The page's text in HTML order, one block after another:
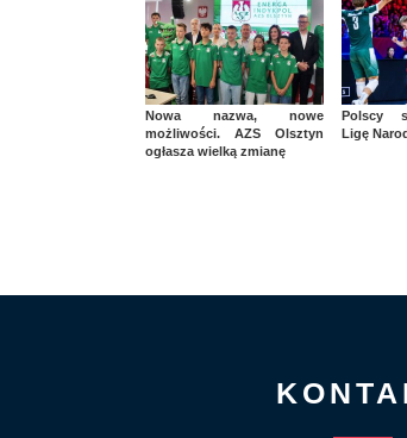
Nowa nazwa, nowe
możliwości. AZS Olsztyn
ogłasza wielką zmianę
Polscy
Ligę